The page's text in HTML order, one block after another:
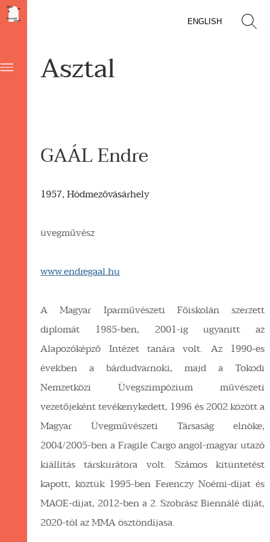
ENGLISH
Asztal
GAÁL Endre
1957, Hódmezővásárhely
üvegművész
www.endregaal.hu
A Magyar Iparművészeti Főiskolán szerzett
diplomát 1985-ben, 2001-ig ugyanitt az
Alapozóképző Intézet tanára volt. Az 1990-es
években a bárdudvarnoki, majd a Tokodi
Nemzetközi Üvegszimpózium művészeti
vezetőjeként tevékenykedett, 1996 és 2002 között a
Magyar Üvegművészeti Társaság elnöke,
2004/2005-ben a Fragile Cargo angol-magyar utazó
kiállítás társkurátora volt. Számos kitüntetést
kapott, köztük 1995-ben Ferenczy Noémi-díjat és
MAOE-díjat, 2012-ben a 2. Szobrász Biennálé díját,
2020-tól az MMA ösztöndíjasa.